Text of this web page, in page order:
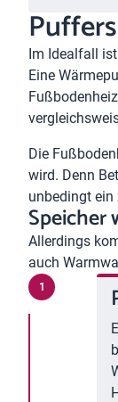
Im Idealfall
Eine
Die
wird. Denn
unbedingt
Speicher
Allerdings
auch